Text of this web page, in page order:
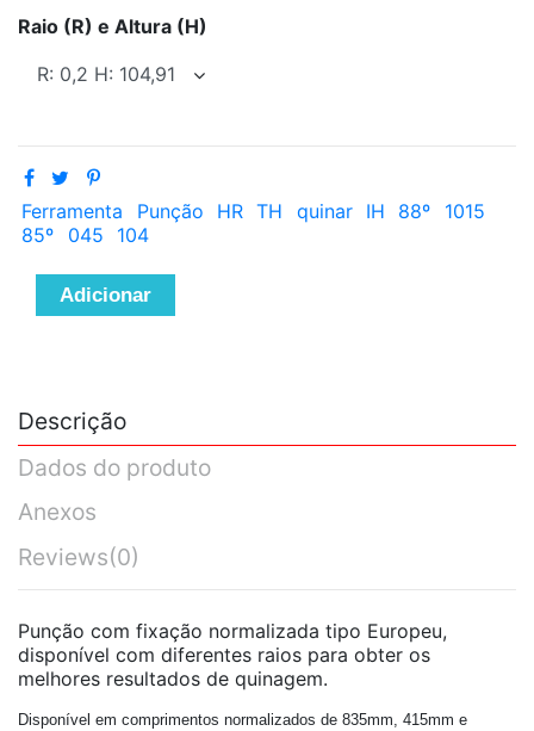
Raio (R) e Altura (H)
Ferramenta Punção HR TH quinar IH 88º
1015
85º
045 104
Adicionar
Descrição
Dados do produto
Anexos
Reviews(0)
Punção com fixação normalizada tipo Europeu,
disponível com diferentes raios para obter os
melhores resultados de quinagem.
Disponível em comprimentos normalizados de 835mm, 415mm e